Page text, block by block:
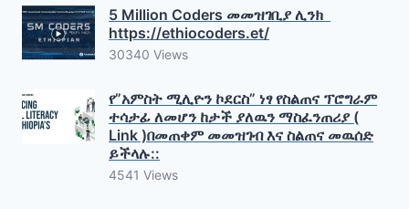
5 Million Coders መመዝገቢያ ሊንክ
https://ethiocoders.et/
30340 Views
የ”አምስት ሚሊዮን ኮደርስ” ነፃ የስልጠና ፕሮግራም
ተሳታፊ ለመሆን ከታች ያለዉን ማስፈንጠሪያ (
Link )በመጠቀም መመዝገብ እና ስልጠና መዉሰድ
ይችላሉ::
4541 Views